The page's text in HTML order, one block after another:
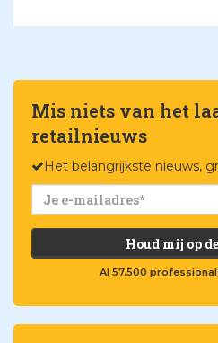
Mis niets van het
retailnieuws
Het belangrijkste nieuws,
Houd mij op
Al 57.500